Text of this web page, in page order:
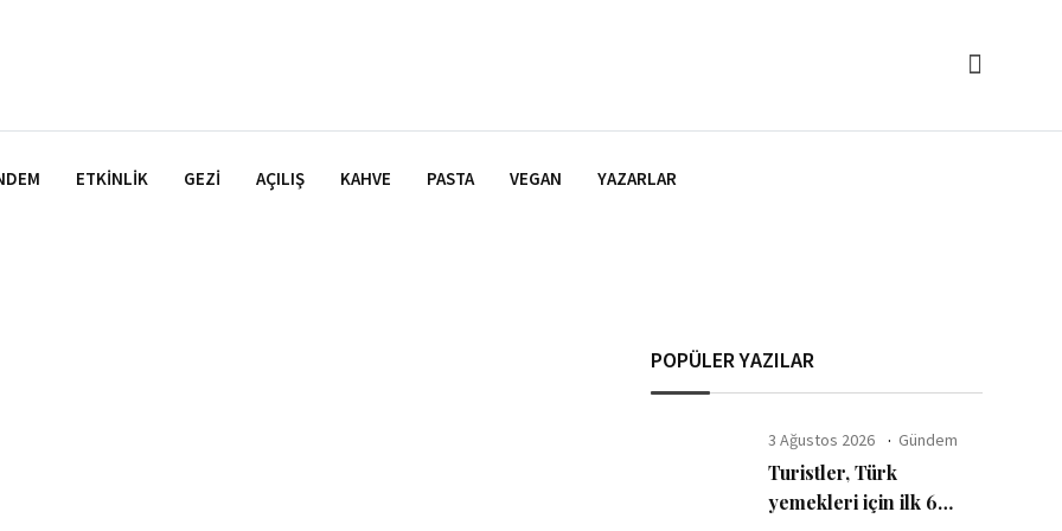
ETKINLIK GEZI AÇILIŞ KAHVE PASTA VEGAN YAZARLAR
POPÜLER YAZILAR
3 Ağustos 2026 Gündem
Turistler, Türk
yemekleri için ilk 6